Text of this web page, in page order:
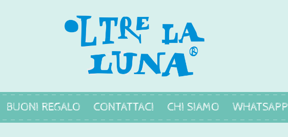
BUONI REGALO CONTATTACI CHI SIAMO WHATSAPP